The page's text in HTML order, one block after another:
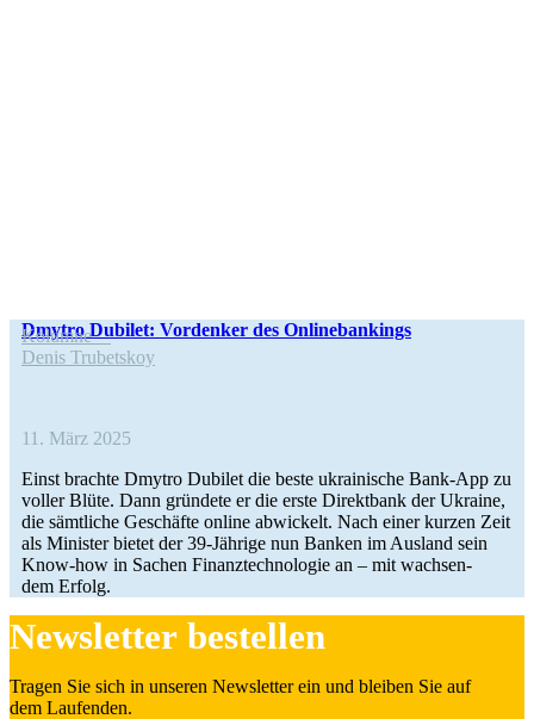
Dmytro Dubilet: Vor­den­ker des Onlinebankings
Kolumne
Denis Tru­bets­koy
11. März 2025
Einst brachte Dmytro Dubilet die beste ukrai­ni­sche Bank-App zu
voller Blüte. Dann grün­dete er die erste Direkt­bank der Ukraine,
die sämt­li­che Geschäfte online abwi­ckelt. Nach einer kurzen Zeit
als Minis­ter bietet der 39-Jährige nun Banken im Ausland sein
Know-how in Sachen Finanz­tech­no­lo­gie an – mit wach­sen­
dem Erfolg.
News­let­ter bestellen
Tragen Sie sich in unseren News­let­ter ein und bleiben Sie auf
dem Laufenden.